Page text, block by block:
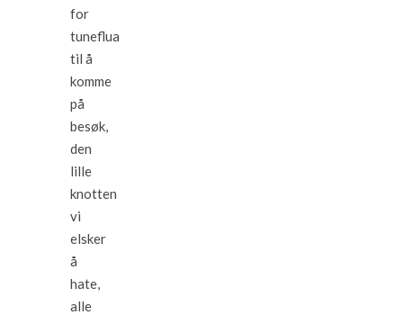
for
tuneflua
til å
komme
på
besøk,
den
lille
knotten
vi
elsker
å
hate,
alle